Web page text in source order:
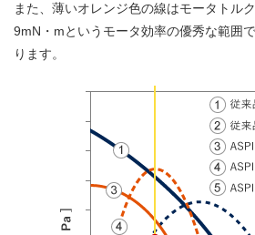
また、薄いオレンジ色の線はモータトル
9mN・mというモータ効率の優秀な範囲
ります。